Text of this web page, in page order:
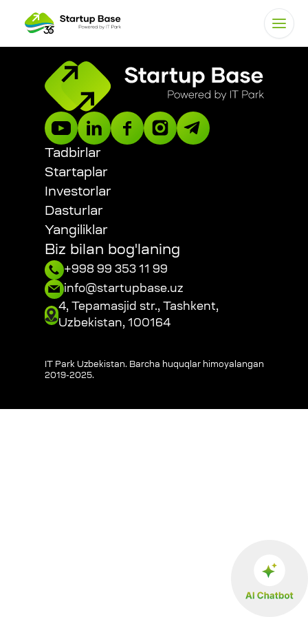
Tadbirlar
Startaplar
Investorlar
Dasturlar
Yangiliklar
Biz bilan bog'laning
+998 99 353 11 99
info@startupbase.uz
4, Tepamasjid str., Tashkent,
Uzbekistan, 100164
IT Park Uzbekistan. Barcha huquqlar himoyalangan
2019-2025.